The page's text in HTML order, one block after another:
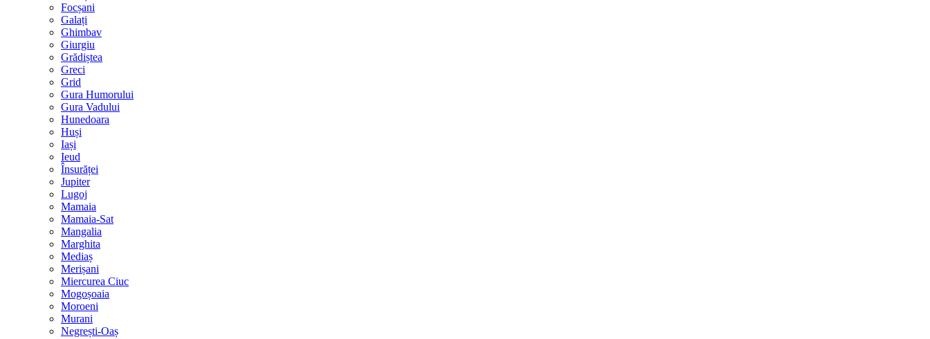
Focșani
Galați
Ghimbav
Giurgiu
Grădiștea
Greci
Grid
Gura Humorului
Gura Vadului
Hunedoara
Huși
Iași
Ieud
Însurăței
Jupiter
Lugoj
Mamaia
Mamaia-Sat
Mangalia
Marghita
Mediaș
Merișani
Miercurea Ciuc
Mogoșoaia
Moroeni
Murani
Negrești-Oaș